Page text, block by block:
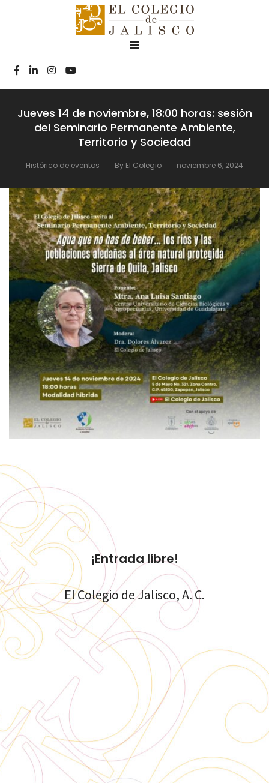
Jueves 14 de noviembre, 18:00 horas: sesión
del Seminario Permanente Ambiente,
Territorio y Sociedad
Histórico de eventos By El Colegio noviembre 6, 2024
¡Entrada libre!
El Colegio de Jalisco, A. C.